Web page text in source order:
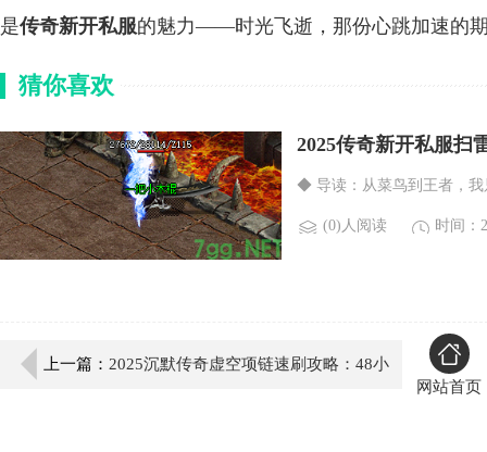
是传奇新开私服的魅力——时光飞逝，那份心跳加速的
猜你喜欢
2025传奇新开私服扫
◆ 导读：从菜鸟到王者，
(0)人阅读 时间：
上一篇： 2025沉默传奇虚空项链速刷攻略：48小
网站首页